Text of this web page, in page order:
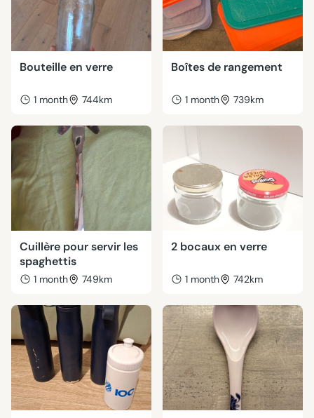
Bouteille en verre
1 month 744km
Boîtes de rangement
1 month 739km
Cuillère pour servir les
spaghettis
1 month 749km
2 bocaux en verre
1 month 742km